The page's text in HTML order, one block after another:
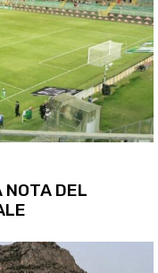
NOTA DEL